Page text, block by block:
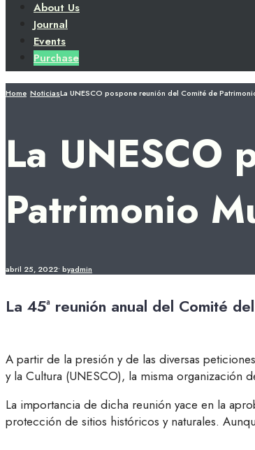
About Us
Journal
Events
Purchase
Home NoticiasLa UNESCO pospone reunión del Comité de
La UNESCO
Patrimonio
abril 25, 2022• byadmin
La 45ª reunión anual del Comité
A partir de la presión y de las diversas
y la Cultura (UNESCO), la misma organización
La importancia de dicha reunión yace en la
protección de sitios históricos y naturales.